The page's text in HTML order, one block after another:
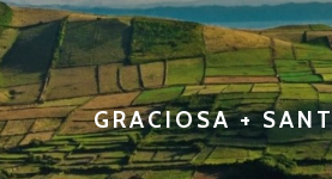
GRACIOSA +